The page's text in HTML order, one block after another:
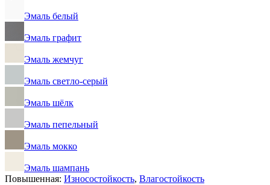
Эмаль белый
Эмаль графит
Эмаль жемчуг
Эмаль светло-серый
Эмаль шёлк
Эмаль пепельный
Эмаль мокко
Эмаль шампань
Повышенная: Износостойкость, Влагостойкость